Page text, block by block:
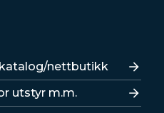
nettbutikk
utstyr m.m.